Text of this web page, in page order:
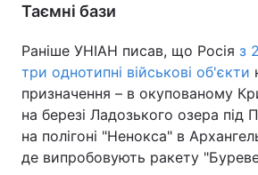
Таємні бази
Раніше УНІАН писав, що Росія з
три однотипні військові об'єкти
призначення – в окупованому
на березі Ладозького озера під
на полігоні "Ненокса" в
де випробовують ракету